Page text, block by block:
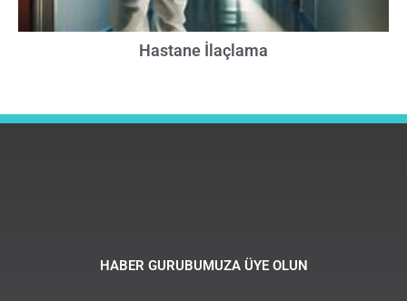
Hastane İlaçlama
HABER GURUBUMUZA ÜYE OLUN